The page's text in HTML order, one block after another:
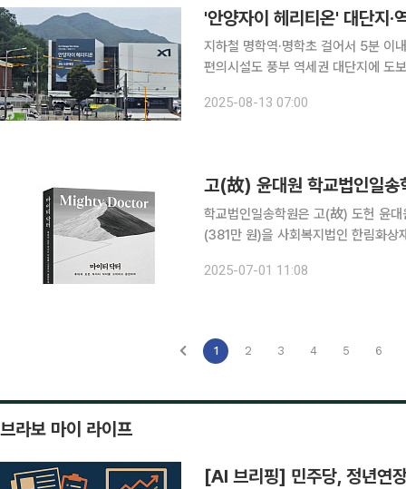
지하철 명학역·명학초 걸어서 5분 이
편의시설도 풍부 역세권 대단지에 도보권 초·중·고교, 생활 인프라까지 어디 하나 빠지는 게 없다.
2025-08-13 07:00
고(故) 윤대원 학교법인일송
학교법인일송학원은 고(故) 도헌 윤
(381만 원)을 사회복지법인 한림화상
도헌이 추구한 의료의 공공적 역할을
2025-07-01 11:08
1 2 3 4 5 6
브라보 마이 라이프
[AI 브리핑] 민주당, 정년연